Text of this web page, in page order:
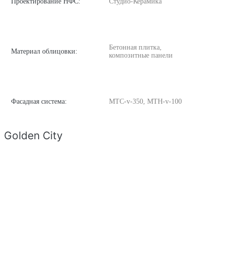
Материал облицовки:
Бетонная плитка,
композитные панели
Фасадная система: MTC-v-350, MTH-v-100
Golden City